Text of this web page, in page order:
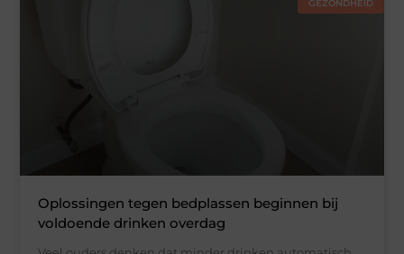
GEZONDHEID
Oplossingen tegen bedplassen beginnen bij
voldoende drinken overdag